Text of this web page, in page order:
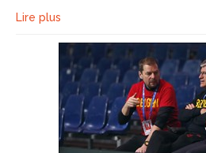
Lire plus